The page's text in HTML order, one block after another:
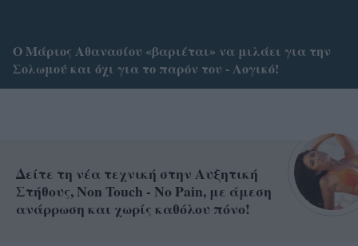
Ο Μάριος Αθανασίου «βαριέται» να μιλάει για την
Σολωμού και όχι για το παρόν του - Λογικό!
Δείτε τη νέα τεχνική στην Αυξητική
Στήθους, Non Touch - No Pain, με άμεση
ανάρρωση και χωρίς καθόλου πόνο!